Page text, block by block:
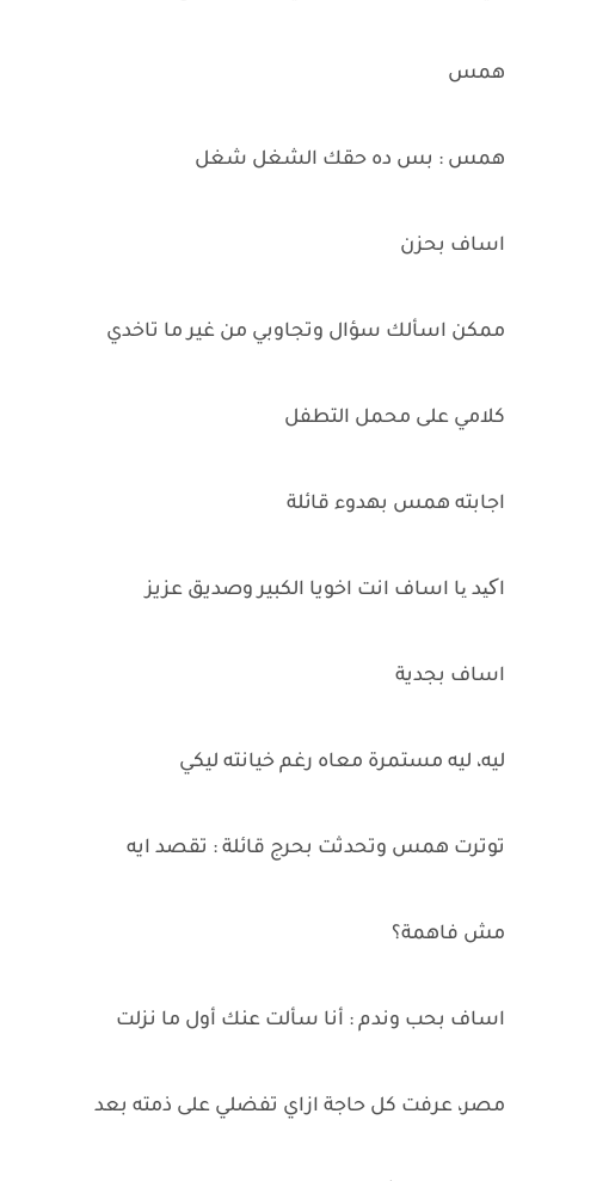
همس
همس : بس ده حقك الشغل شغل
اساف بحزن
ممكن اسألك سؤال وتجاوبي من غير ما تاخدي
كلامي على محمل التطفل
اجابته همس بهدوء قائلة
اکید یا اساف انت اخويا الكبير وصديق عزيز
اساف بجدية
ليه، ليه مستمرة معاه رغم خيانته ليكي
توترت همس وتحدثت بحرج قائلة : تقصد ايه
مش فاهمة؟
اساف بحب وندم : أنا سألت عنك أول ما نزلت
مصر، عرفت كل حاجة ازاي تفضلي على ذمته بعد